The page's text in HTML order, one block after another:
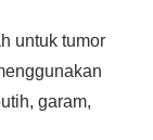
untuk tumor
garam,